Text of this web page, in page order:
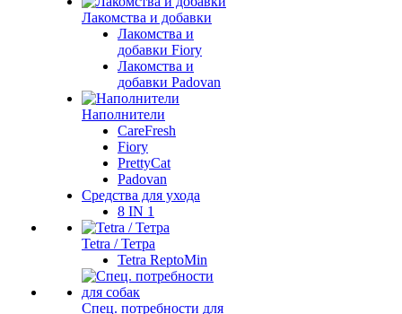
Лакомства и добавки
Лакомства и
добавки Fiory
Лакомства и
добавки Padovan
Наполнители
CareFresh
Fiory
PrettyCat
Padovan
Средства для ухода
8 IN 1
Tetra / Тетра
Tetra ReptoMin
Спец. потребности для